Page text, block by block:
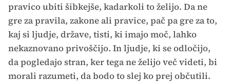
pravico ubiti šibkejše, kadarkoli to želijo. Da ne
gre za pravila, zakone ali pravice, pač pa gre za to,
kaj si ljudje, države, tisti, ki imajo moč, lahko
nekaznovano privoščijo. In ljudje, ki se odločijo,
da pogledajo stran, ker tega ne želijo več videti, bi
morali razumeti, da bodo to slej ko prej občutili.